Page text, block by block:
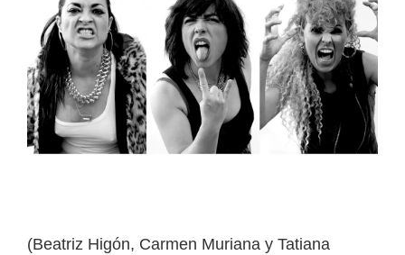
(Beatriz Higón, Carmen Muriana y Tatiana